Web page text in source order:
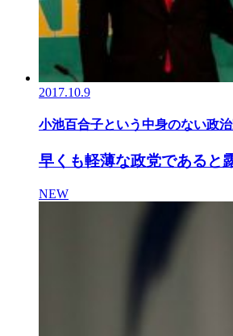
2017.10.9
小池百合子という中身のない政
早くも軽薄な政党であると
NEW